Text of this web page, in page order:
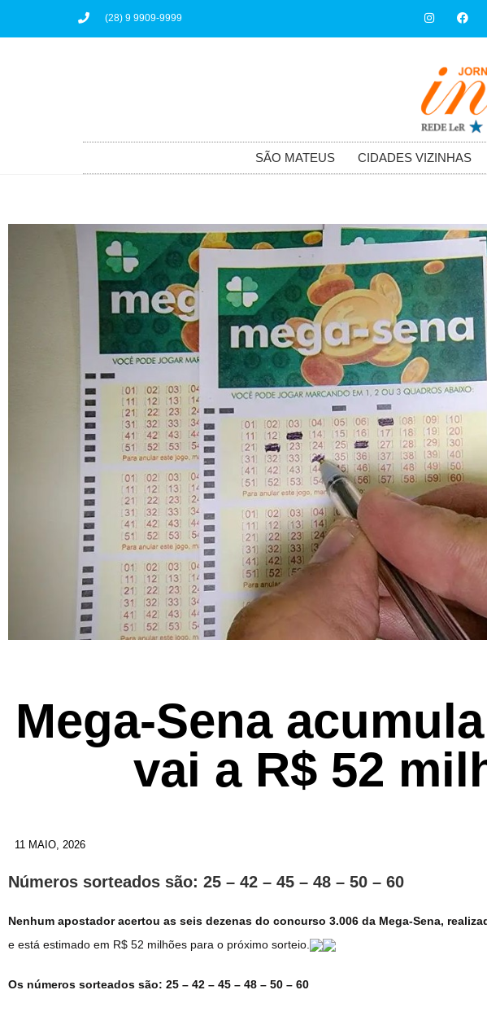
(28) 9 9909-9999
SÃO MATEUS CIDADES VIZINHAS
Mega-Sena
vai a R$ 52
11 MAIO, 2026
Números sorteados são: 25 – 42 – 45 – 48 – 50 – 60
Nenhum apostador acertou as seis dezenas do concurso 3.006 da Mega-Sena,
e está estimado em R$ 52 milhões para o próximo sorteio.
Os números sorteados são: 25 – 42 – 45 – 48 – 50 – 60